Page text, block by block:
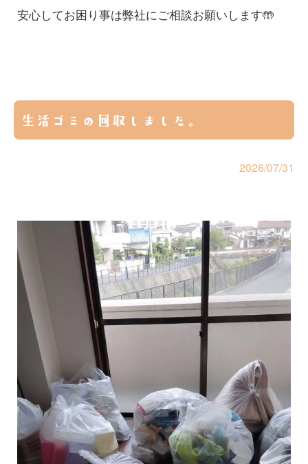
安心してお困り事は弊社にご相談お願いします🤲
生活ゴミの回収しました。
2026/07/31